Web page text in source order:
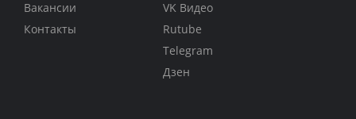
Вакансии
Контакты
VK Видео
Rutube
Telegram
Дзен